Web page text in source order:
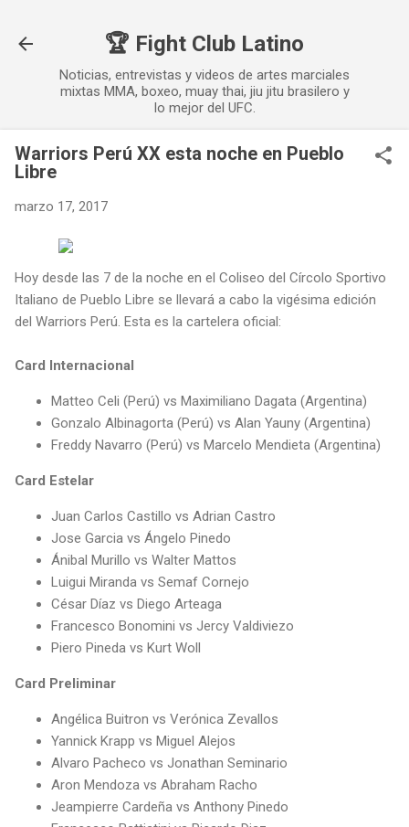
🏆 Fight Club Latino
Noticias, entrevistas y videos de artes marciales
mixtas MMA, boxeo, muay thai, jiu jitu brasilero y
lo mejor del UFC.
Warriors Perú XX esta noche en Pueblo
Libre
marzo 17, 2017
Hoy desde las 7 de la noche en el Coliseo del Círcolo Sportivo
Italiano de Pueblo Libre se llevará a cabo la vigésima edición
del Warriors Perú. Esta es la cartelera oficial:
Card Internacional
Matteo Celi (Perú) vs Maximiliano Dagata (Argentina)
Gonzalo Albinagorta (Perú) vs Alan Yauny (Argentina)
Freddy Navarro (Perú) vs Marcelo Mendieta (Argentina)
Card Estelar
Juan Carlos Castillo vs Adrian Castro
Jose Garcia vs Ángelo Pinedo
Ánibal Murillo vs Walter Mattos
Luigui Miranda vs Semaf Cornejo
César Díaz vs Diego Arteaga
Francesco Bonomini vs Jercy Valdiviezo
Piero Pineda vs Kurt Woll
Card Preliminar
Angélica Buitron vs Verónica Zevallos
Yannick Krapp vs Miguel Alejos
Alvaro Pacheco vs Jonathan Seminario
Aron Mendoza vs Abraham Racho
Jeampierre Cardeña vs Anthony Pinedo